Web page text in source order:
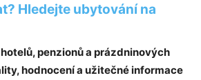
Hledejte ubytování na
penzionů a prázdninových
hodnocení a užitečné informace